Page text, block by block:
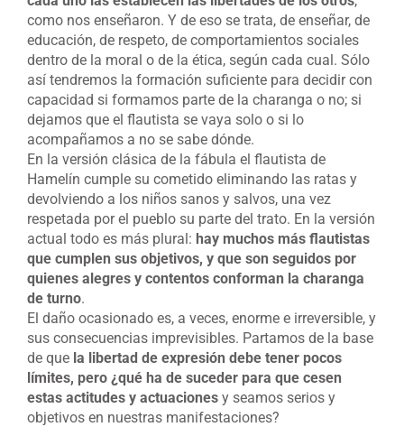
como nos enseñaron. Y de eso se trata, de enseñar, de
educación, de respeto, de comportamientos sociales
dentro de la moral o de la ética, según cada cual. Sólo
así tendremos la formación suficiente para decidir con
capacidad si formamos parte de la charanga o no; si
dejamos que el flautista se vaya solo o si lo
acompañamos a no se sabe dónde.
En la versión clásica de la fábula el flautista de
Hamelín cumple su cometido eliminando las ratas y
devolviendo a los niños sanos y salvos, una vez
respetada por el pueblo su parte del trato. En la versión
actual todo es más plural: hay muchos más flautistas
que cumplen sus objetivos, y que son seguidos por
quienes alegres y contentos conforman la charanga
de turno.
El daño ocasionado es, a veces, enorme e irreversible, y
sus consecuencias imprevisibles. Partamos de la base
de que la libertad de expresión debe tener pocos
límites, pero ¿qué ha de suceder para que cesen
estas actitudes y actuaciones y seamos serios y
objetivos en nuestras manifestaciones?